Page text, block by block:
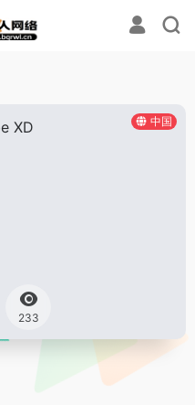
中国
233